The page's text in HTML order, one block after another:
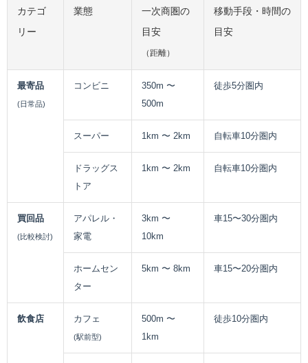
カテゴ
リー
業態
一次商圏の
目安
（距離）
移動手段・時間の
目安
最寄品
(日常品)
コンビニ
350m 〜
500m
徒歩5分圏内
スーパー 1km 〜 2km 自転車10分圏内
ドラッグス
トア
1km 〜 2km 自転車10分圏内
買回品
(比較検討)
アパレル・
家電
3km 〜
10km
車15〜30分圏内
ホームセン
ター
5km 〜 8km 車15〜20分圏内
飲食店 カフェ
(駅前型)
500m 〜
1km
徒歩10分圏内